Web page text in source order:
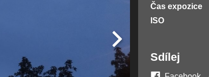
Čas expozice
ISO
Sdílej